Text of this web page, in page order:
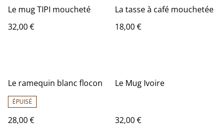
Le mug TIPI moucheté
32,00 €
La tasse à café mouchetée
18,00 €
Le ramequin blanc flocon
ÉPUISÉ
28,00 €
Le Mug Ivoire
32,00 €